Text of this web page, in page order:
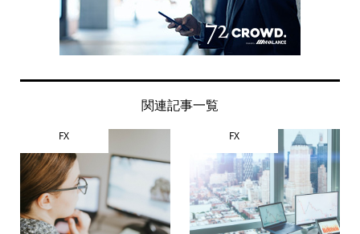
関連記事一覧
FX FX